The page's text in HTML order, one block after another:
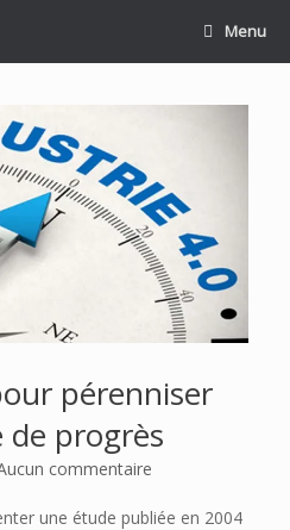
Menu
pérenniser
de progrès
commentaire
une étude publiée en 2004